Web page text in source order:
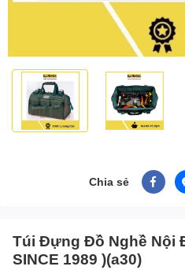
Chia sẻ
Túi Đựng Đồ Nghề Nội
SINCE 1989 )(a30)